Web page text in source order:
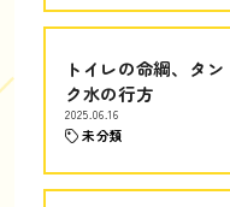
トイレの命綱、タン
ク水の行方
2025.06.16
未分類